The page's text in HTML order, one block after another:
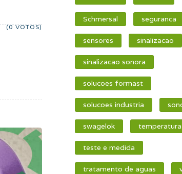
(0 VOTOS)
Schmersal seguranca
sensores sinalizacao
sinalizacao sonora
solucoes formast
solucoes industria
swagelok temperatura
teste e medida
tratamento de aguas